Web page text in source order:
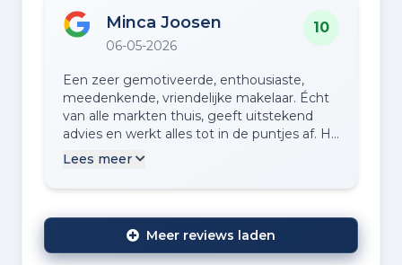
Minca Joosen
06-05-2026
10
Een zeer gemotiveerde, enthousiaste,
meedenkende, vriendelijke makelaar. Écht
van alle markten thuis, geeft uitstekend
advies en werkt alles tot in de puntjes af. Hij
ontzorgt en helpt je van A tot Z in het hele
Lees meer
Meer reviews laden